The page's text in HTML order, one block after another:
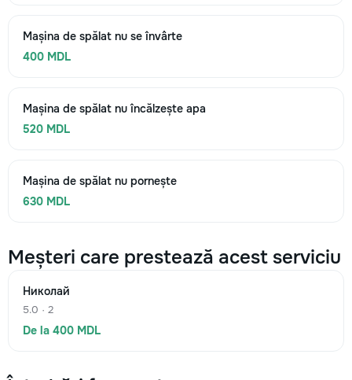
Mașina de spălat nu se învârte
400 MDL
Mașina de spălat nu încălzește apa
520 MDL
Mașina de spălat nu pornește
630 MDL
Meșteri care prestează acest serviciu
Николай
5.0 · 2
De la 400 MDL